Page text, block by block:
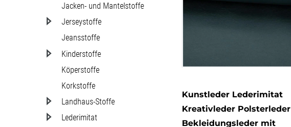
Jacken- und Mantelstoffe
Jerseystoffe
Jeansstoffe
Kinderstoffe
Köperstoffe
Korkstoffe
Landhaus-Stoffe
Lederimitat
Kunstleder Lederimitat
Kreativleder Polsterleder
Bekleidungsleder mit